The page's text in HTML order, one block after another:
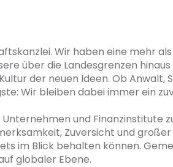
Wir haben eine mehr
über die Landesgrenzen
der neuen Ideen. Ob Anwalt,
Wir bleiben dabei immer ein
und Finanzinstitute
Zuversicht und
im Blick behalten können.
globaler Ebene.